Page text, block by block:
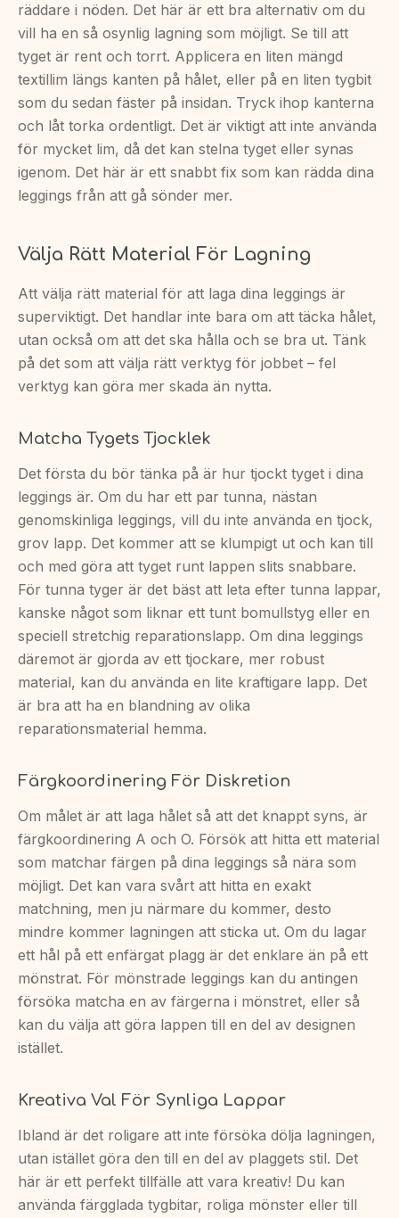
räddare i nöden. Det här är ett bra alternativ om du
vill ha en så osynlig lagning som möjligt. Se till att
tyget är rent och torrt. Applicera en liten mängd
textillim längs kanten på hålet, eller på en liten tygbit
som du sedan fäster på insidan. Tryck ihop kanterna
och låt torka ordentligt. Det är viktigt att inte använda
för mycket lim, då det kan stelna tyget eller synas
igenom. Det här är ett snabbt fix som kan rädda dina
leggings från att gå sönder mer.
Välja Rätt Material För Lagning
Att välja rätt material för att laga dina leggings är
superviktigt. Det handlar inte bara om att täcka hålet,
utan också om att det ska hålla och se bra ut. Tänk
på det som att välja rätt verktyg för jobbet – fel
verktyg kan göra mer skada än nytta.
Matcha Tygets Tjocklek
Det första du bör tänka på är hur tjockt tyget i dina
leggings är. Om du har ett par tunna, nästan
genomskinliga leggings, vill du inte använda en tjock,
grov lapp. Det kommer att se klumpigt ut och kan till
och med göra att tyget runt lappen slits snabbare.
För tunna tyger är det bäst att leta efter tunna lappar,
kanske något som liknar ett tunt bomullstyg eller en
speciell stretchig reparationslapp. Om dina leggings
däremot är gjorda av ett tjockare, mer robust
material, kan du använda en lite kraftigare lapp. Det
är bra att ha en blandning av olika
reparationsmaterial hemma.
Färgkoordinering För Diskretion
Om målet är att laga hålet så att det knappt syns, är
färgkoordinering A och O. Försök att hitta ett material
som matchar färgen på dina leggings så nära som
möjligt. Det kan vara svårt att hitta en exakt
matchning, men ju närmare du kommer, desto
mindre kommer lagningen att sticka ut. Om du lagar
ett hål på ett enfärgat plagg är det enklare än på ett
mönstrat. För mönstrade leggings kan du antingen
försöka matcha en av färgerna i mönstret, eller så
kan du välja att göra lappen till en del av designen
istället.
Kreativa Val För Synliga Lappar
Ibland är det roligare att inte försöka dölja lagningen,
utan istället göra den till en del av plaggets stil. Det
här är ett perfekt tillfälle att vara kreativ! Du kan
använda färgglada tygbitar, roliga mönster eller till